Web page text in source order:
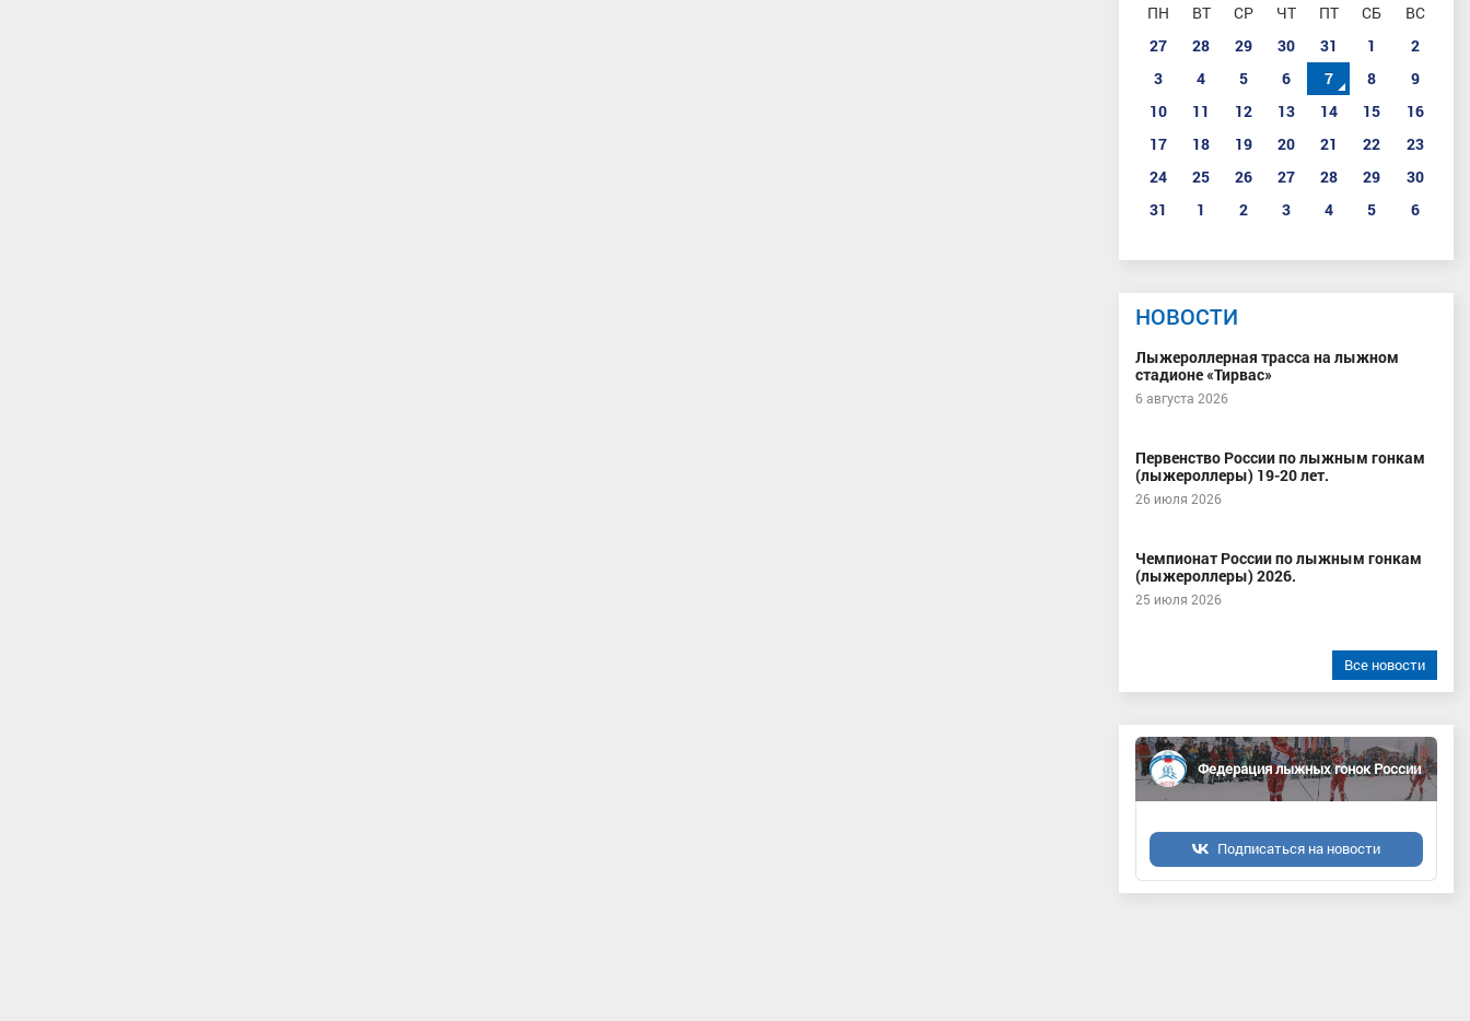
ПН ВТ СР ЧТ ПТ СБ
ВС
27
28 29 30 31 1
2
3
4 5 6 7 8
9
10
11 12 13 14 15
16
17
18 19 20 21 22
23
24
25 26 27 28 29
30
31
1 2 3 4 5 6
НОВОСТИ
Лыжероллерная трасса на лыжном
стадионе «Тирвас»
6 августа 2026
Первенство России по лыжным гонкам
(лыжероллеры) 19-20 лет.
26 июля 2026
Чемпионат России по лыжным гонкам
(лыжероллеры) 2026.
25 июля 2026
Все новости
Федерация лыжных гонок России
Подписаться на новости